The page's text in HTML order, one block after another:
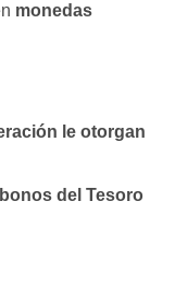
monedas
le otorgan
del Tesoro